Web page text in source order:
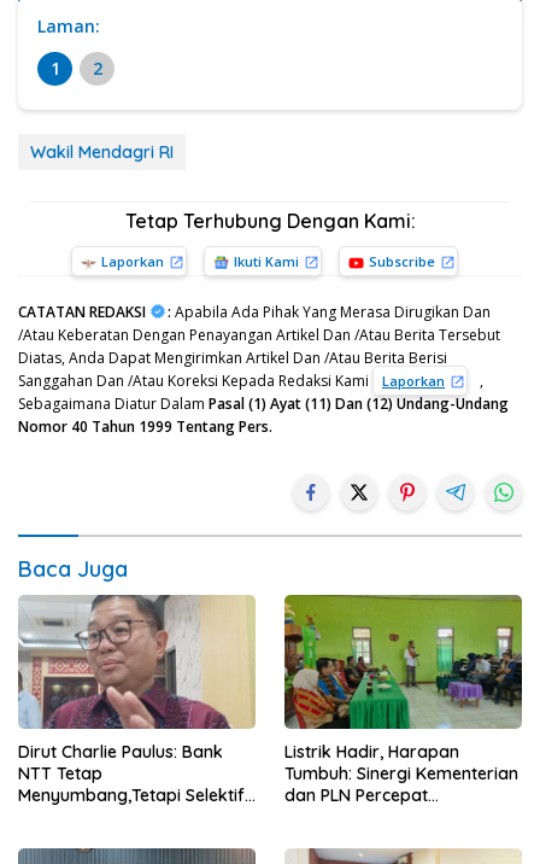
Laman:
1
2
Wakil Mendagri RI
Tetap Terhubung Dengan Kami:
Laporkan Ikuti Kami Subscribe
CATATAN REDAKSI : Apabila Ada Pihak Yang Merasa Dirugikan Dan
/Atau Keberatan Dengan Penayangan Artikel Dan /Atau Berita Tersebut
Diatas, Anda Dapat Mengirimkan Artikel Dan /Atau Berita Berisi
Sanggahan Dan /Atau Koreksi Kepada Redaksi Kami
Laporkan
,
Sebagaimana Diatur Dalam Pasal (1) Ayat (11) Dan (12) Undang-Undang
Nomor 40 Tahun 1999 Tentang Pers.
Baca Juga
Dirut Charlie Paulus: Bank
NTT Tetap
Menyumbang,Tetapi Selektif
Listrik Hadir, Harapan
Tumbuh: Sinergi Kementerian
dan PLN Percepat